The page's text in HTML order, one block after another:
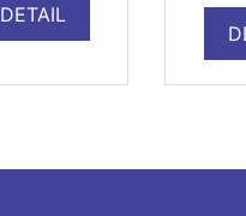
DETAIL